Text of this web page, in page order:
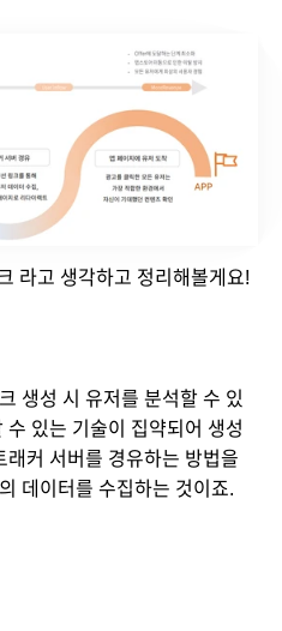
라고 생각하고 정리해볼게요!
생성 시 유저를 분석할 수 있
있는 기술이 집약되어 생성
래커 서버를 경유하는 방법을
데이터를 수집하는 것이죠.